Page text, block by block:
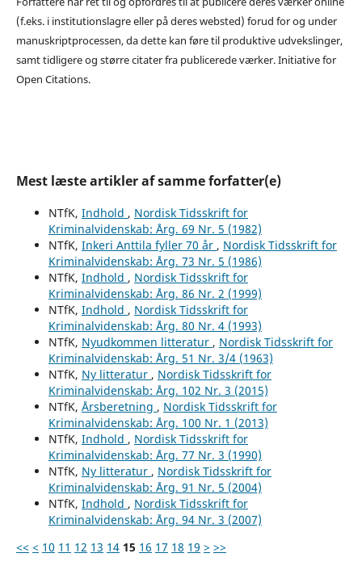
(f.eks. i institutionslagre eller på deres websted) forud for og under
manuskriptprocessen, da dette kan føre til produktive udvekslinger,
samt tidligere og større citater fra publicerede værker. Initiative for
Open Citations.
Mest læste artikler af samme forfatter(e)
NTfK, Indhold , Nordisk Tidsskrift for
Kriminalvidenskab: Årg. 69 Nr. 5 (1982)
NTfK, Inkeri Anttila fyller 70 år , Nordisk Tidsskrift for
Kriminalvidenskab: Årg. 73 Nr. 5 (1986)
NTfK, Indhold , Nordisk Tidsskrift for
Kriminalvidenskab: Årg. 86 Nr. 2 (1999)
NTfK, Indhold , Nordisk Tidsskrift for
Kriminalvidenskab: Årg. 80 Nr. 4 (1993)
NTfK, Nyudkommen litteratur , Nordisk Tidsskrift for
Kriminalvidenskab: Årg. 51 Nr. 3/4 (1963)
NTfK, Ny litteratur , Nordisk Tidsskrift for
Kriminalvidenskab: Årg. 102 Nr. 3 (2015)
NTfK, Årsberetning , Nordisk Tidsskrift for
Kriminalvidenskab: Årg. 100 Nr. 1 (2013)
NTfK, Indhold , Nordisk Tidsskrift for
Kriminalvidenskab: Årg. 77 Nr. 3 (1990)
NTfK, Ny litteratur , Nordisk Tidsskrift for
Kriminalvidenskab: Årg. 91 Nr. 5 (2004)
NTfK, Indhold , Nordisk Tidsskrift for
Kriminalvidenskab: Årg. 94 Nr. 3 (2007)
<< < 10 11 12 13 14 15 16 17 18 19 > >>